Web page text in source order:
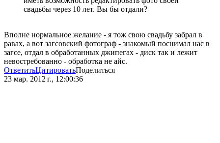
свадьбы через 10 лет. Вы бы отдали?
Вполне нормальное желание - я тож свою свадьбу забрал в
равах, а вот загсовский фотограф - знакомый поснимал нас в
загсе, отдал в обработанных джипегах - диск так и лежит
невостребованно - обработка не айс.
ОтветитьЦитироватьПоделиться
23 мар. 2012 г., 12:00:36